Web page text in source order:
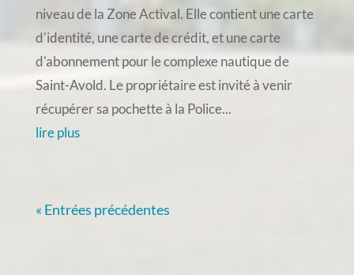
niveau de la Zone Actival. Elle contient une carte
d'identité, une carte de crédit, et une carte
d'abonnement pour le complexe nautique de
Saint-Avold. Le propriétaire est invité à venir
récupérer sa pochette à la Police...
lire plus
« Entrées précédentes